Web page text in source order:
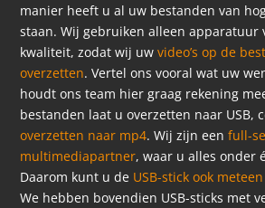
manier heeft u al uw bestanden van
staan. Wij gebruiken alleen apparatuur
kwaliteit, zodat wij uwvideo’s op de
overzetten. Vertel ons vooral wat uw
houdt ons team hier graag rekening
bestanden laat u overzetten naar USB,
overzetten naar mp4. Wij zijn eenfull-
multimediapartner, waar u alles onder
Daarom kunt u de USB-stick ook
We hebben bovendien USB-sticks met